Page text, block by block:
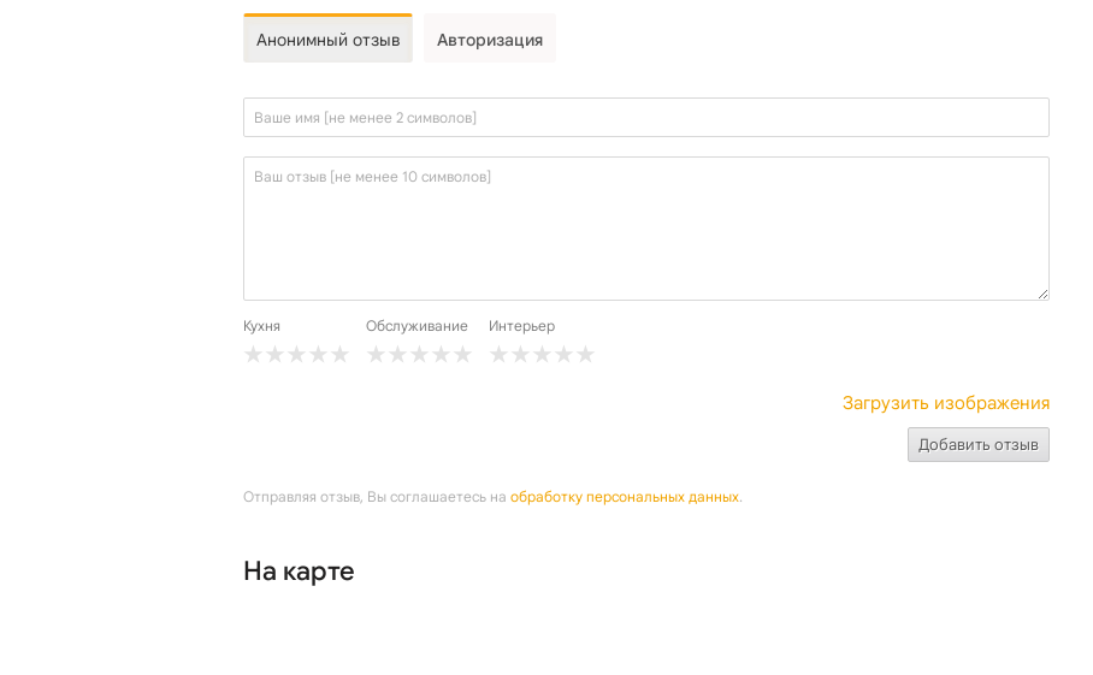
Анонимный отзыв Авторизация
Кухня Обслуживание Интерьер
Загрузить изображения
Отправляя отзыв, Вы соглашаетесь на обработку персональных данных.
На карте